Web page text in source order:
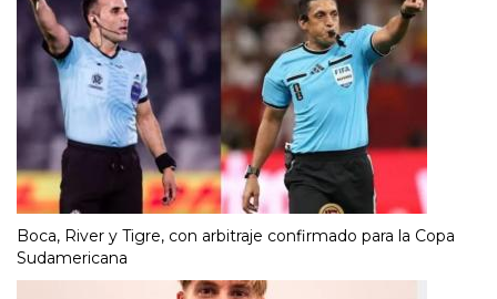
Boca, River y Tigre, con arbitraje confirmado para la Copa
Sudamericana